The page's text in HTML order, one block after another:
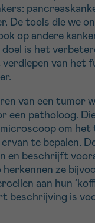
De tools die we
op andere
is het
van het
van een tumor
een patholoog.
om het
te bepalen.
en beschrijft
ze
aan hun
beschrijving is